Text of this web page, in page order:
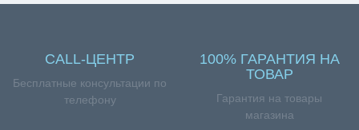
CALL-ЦЕНТР
Бесплатные консультации по
телефону
100% ГАРАНТИЯ НА
ТОВАР
Гарантия на товары
магазина